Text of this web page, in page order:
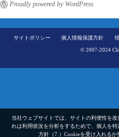
Proudly powered by WordPress.
サイトポリシー 個人情報保護方針
© 2007-2024
当社ウェブサイトでは、サイトの利便性を
れは利用状況を分析をするためで、個人を特
方針（7.） Cookieを受け入れる